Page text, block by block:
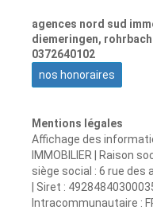
agences nord sud
diemeringen,
0372640102
nos honoraires
Mentions légales
Affichage des
IMMOBILIER | Raison
siège social : 6 rue des
| Siret :
Intracommunautaire :